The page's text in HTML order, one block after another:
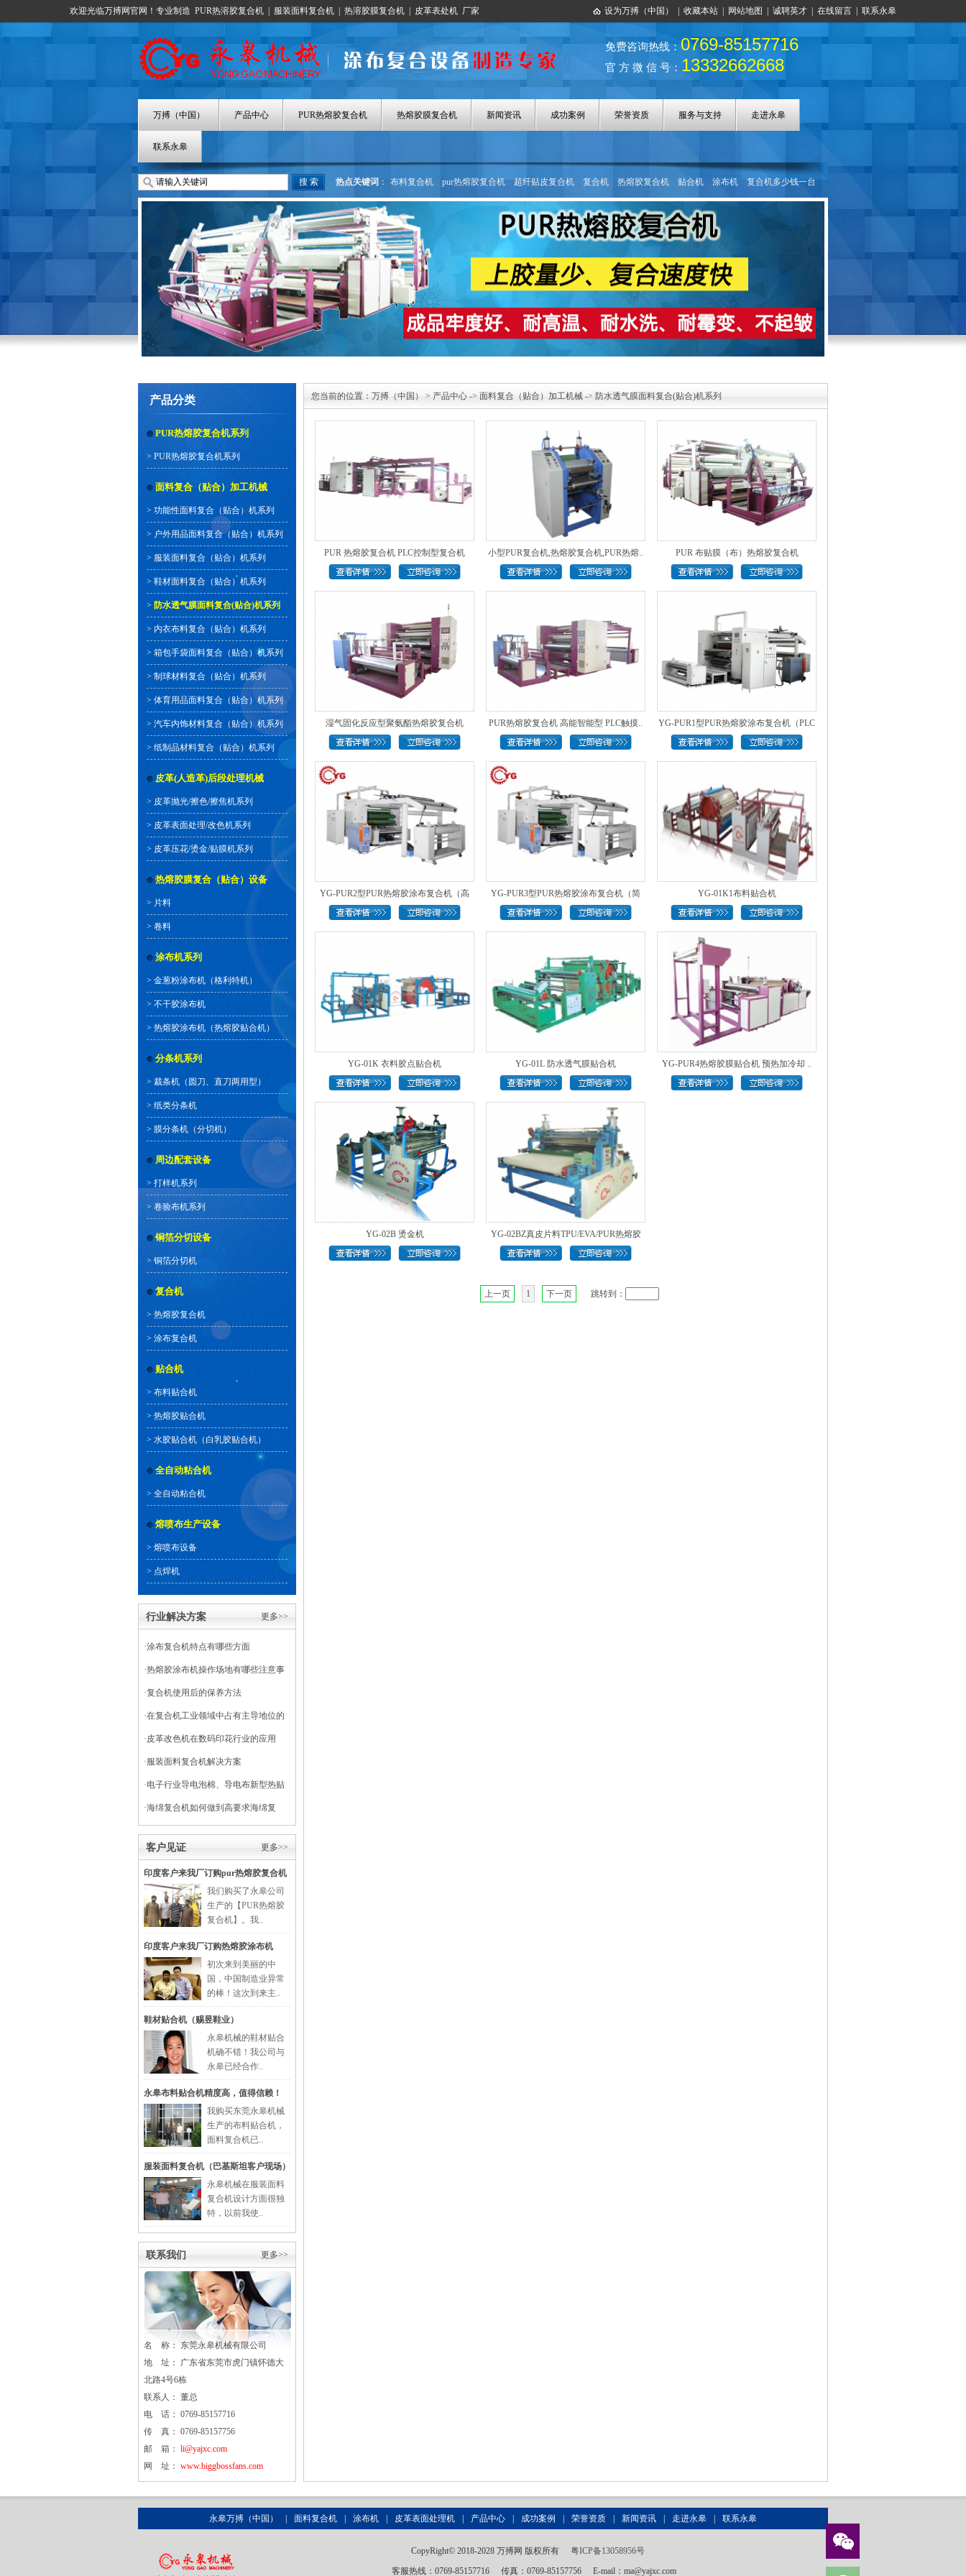
欢迎光临万搏网官网！专业制造 PUR热溶胶复合机 服装面料复合机 热溶胶膜复合机 皮革表处机 厂家 设为万搏（中国） 收藏本站 网站地图 诚聘英才 在线留言 联系永皋
免费咨询热线： 0769-85157716
官 方 微 信 号： 13332662668
万搏（中国） 产品中心 PUR热熔胶复合机 热熔胶膜复合机 新闻资讯 成功案例 荣誉资质 服务与支持 走进永皋
联系永皋
热点关键词 ： 布料复合机 pur热熔胶复合机 超纤贴皮复合机 复合机 热熔胶复合机 贴合机 涂布机
复合机多少钱一台
热熔胶涂布机
热熔胶膜复合机
产品分类
PUR热熔胶复合机系列
> PUR热熔胶复合机系列
面料复合（贴合）加工机械
> 功能性面料复合（贴合）机系列
> 户外用品面料复合（贴合）机系列
> 服装面料复合（贴合）机系列
> 鞋材面料复合（贴合）机系列
> 防水透气膜面料复合(贴合)机系列
> 内衣布料复合（贴合）机系列
> 箱包手袋面料复合（贴合）机系列
> 制球材料复合（贴合）机系列
> 体育用品面料复合（贴合）机系列
> 汽车内饰材料复合（贴合）机系列
> 纸制品材料复合（贴合）机系列
皮革(人造革)后段处理机械
> 皮革抛光/擦色/擦焦机系列
> 皮革表面处理/改色机系列
> 皮革压花/烫金/贴膜机系列
热熔胶膜复合（贴合）设备
> 片料
> 卷料
涂布机系列
> 金葱粉涂布机（格利特机）
> 不干胶涂布机
> 热熔胶涂布机（热熔胶贴合机）
分条机系列
> 裁条机（圆刀、直刀两用型）
> 纸类分条机
> 膜分条机（分切机）
周边配套设备
> 打样机系列
> 卷验布机系列
铜箔分切设备
> 铜箔分切机
复合机
> 热熔胶复合机
> 涂布复合机
贴合机
> 布料贴合机
> 热熔胶贴合机
> 水胶贴合机（白乳胶贴合机）
全自动粘合机
> 全自动粘合机
熔喷布生产设备
> 熔喷布设备
> 点焊机
更多>>
行业解决方案
·涂布复合机特点有哪些方面
·热熔胶涂布机操作场地有哪些注意事
项
·复合机使用后的保养方法
·在复合机工业领域中占有主导地位的
干式复合机
·皮革改色机在数码印花行业的应用
·服装面料复合机解决方案
·电子行业导电泡棉、导电布新型热贴
复合
·海绵复合机如何做到高要求海绵复
更多>>
客户见证
印度客户来我厂订购pur热熔胶复合机
我们购买了永皋公司
生产的【PUR热熔胶
复合机】。我..
印度客户来我厂订购热熔胶涂布机
初次来到美丽的中
国，中国制造业异常
的棒！这次到来主..
鞋材贴合机（赐昱鞋业）
永皋机械的鞋材贴合
机确不错！我公司与
永皋已经合作..
永皋布料贴合机精度高，值得信赖！
我购买东莞永皋机械
生产的布料贴合机，
面料复合机已..
服装面料复合机（巴基斯坦客户现场）
永皋机械在服装面料
复合机设计方面很独
特，以前我使..
更多>>
联系我们
名 称： 东莞永皋机械有限公司
地 址： 广东省东莞市虎门镇怀德大
北路4号6栋
联系人： 董总
电 话： 0769-85157716
传 真： 0769-85157756
邮 箱： li@yajxc.com
网 址： www.biggbossfans.com
您当前的位置： 万搏（中国） > 产品中心 -> 面料复合（贴合）加工机械 -> 防水透气膜面料复合(贴合)机系列
PUR 热熔胶复合机 PLC控制型复合机 小型PUR复合机,热熔胶复合机,PUR热熔.. PUR 布贴膜（布）热熔胶复合机
湿气固化反应型聚氨酯热熔胶复合机 PUR热熔胶复合机 高能智能型 PLC触摸.. YG-PUR1型PUR热熔胶涂布复合机（PLC
控..
YG-PUR2型PUR热熔胶涂布复合机（高
速..
YG-PUR3型PUR热熔胶涂布复合机（简
易..
YG-01K1布料贴合机
YG-01K 衣料胶点贴合机 YG-01L 防水透气膜贴合机 YG-PUR4热熔胶膜贴合机 预热加冷却 ..
YG-02B 烫金机 YG-02BZ真皮片料TPU/EVA/PUR热熔胶
膜..
上一页 1 下一页 跳转到：
永皋万搏（中国） 面料复合机 涂布机 皮革表面处理机 产品中心 成功案例 荣誉资质 新闻资讯 走进永皋 联系永皋
CopyRight© 2018-2028 万搏网 版权所有
粤ICP备13058956号
客服热线：0769-85157716
传真：0769-85157756 E-mail：ma@yajxc.com